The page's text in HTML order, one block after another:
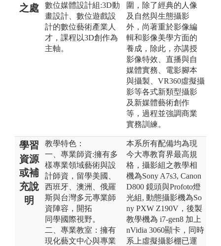
之處
數位媒體設計組:3D動
畫設計、數位遊戲設
計的數位藝術產業人
才，課程以3D創作為
主軸。
圍，除了經典的人像
及自然與生態攝影
外，尚著重於影像編
輯和影像美學方面的
養成，除此，亦講授
影像特效、直播與自
媒體實務、電影腳本
與攝製、VR360虛擬攝
影等各式新類型攝影
及新媒體藝術創作
等，過程並強調商業
實務訓練。
學習
資源
或補
充說
明
教學特色：
一、專業師資:擁有多
樣專業領域藝術與設
計師資，留學美國、
西班牙、澳洲、俄羅
斯與台灣多元專業師
資陣容，開拓
同學國際視野。
二、專業教室：擁有
現化藝文中心與專業
本系所有配備均為現
今大專教育界最高規
格，攝影組之教學相
機為Sony A7s3, Canon
D800 鏡頭與Profoto燈
光組, 動態攝影機為So
ny PXW Z190V，後製
教學機為 i7-gen8 加上
nVidia 3060顯卡，同時
系上虛擬攝影棚已運